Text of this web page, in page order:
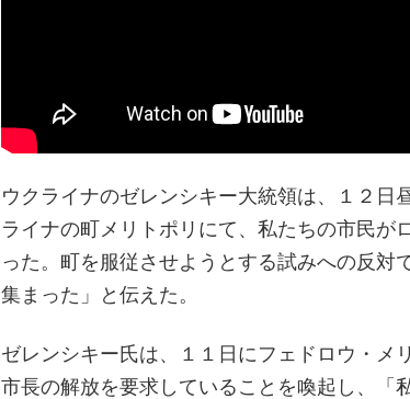
ウクライナのゼレンシキー大統領は、１２日
ライナの町メリトポリにて、私たちの市民が
った。町を服従させようとする試みへの反対
集まった」と伝えた。
ゼレンシキー氏は、１１日にフェドロウ・メ
市長の解放を要求していることを喚起し、「